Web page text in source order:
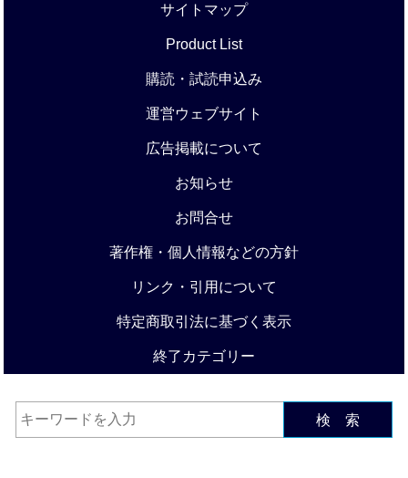
サイトマップ
Product List
購読・試読申込み
運営ウェブサイト
広告掲載について
お知らせ
お問合せ
著作権・個人情報などの方針
リンク・引用について
特定商取引法に基づく表示
終了カテゴリー
検 索